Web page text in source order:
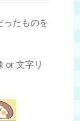
ったものを
or 文字リ